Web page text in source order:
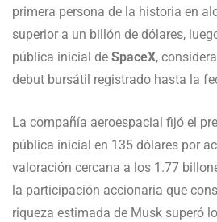
primera persona de la historia en
superior a un billón de dólares,
pública inicial de SpaceX,
debut bursátil registrado hasta la
La compañía aeroespacial fijó el
pública inicial en 135 dólares por
valoración cercana a los 1.77
la participación accionaria que
riqueza estimada de Musk superó